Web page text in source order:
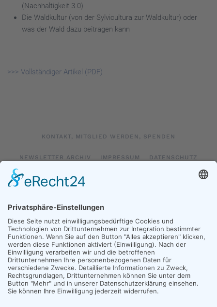
(Nachhaltigkeit 3.0)
Die Waldkultur (von der Sylvicultura zur Waldkultur) oder
was der Wald dazu beitragen kann
>>> Vollständiger Artikel (PDF)
KONTAKT, MITGLIED WERDEN, SPENDEN
NEWSLETTER ARCHIV IMPRESSUM DATENSCHUTZ
LOGIN IMPRESSUM SOCIAL MEDIA